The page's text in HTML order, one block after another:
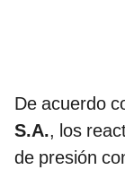
De acuerdo
S.A., los
de presión